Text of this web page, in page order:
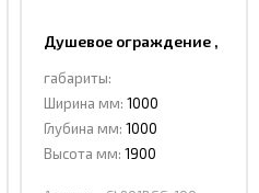
Душевое ограждение ,
100 DARK GREY
габариты:
Ширина мм: 1000
Глубина мм: 1000
Высота мм: 1900